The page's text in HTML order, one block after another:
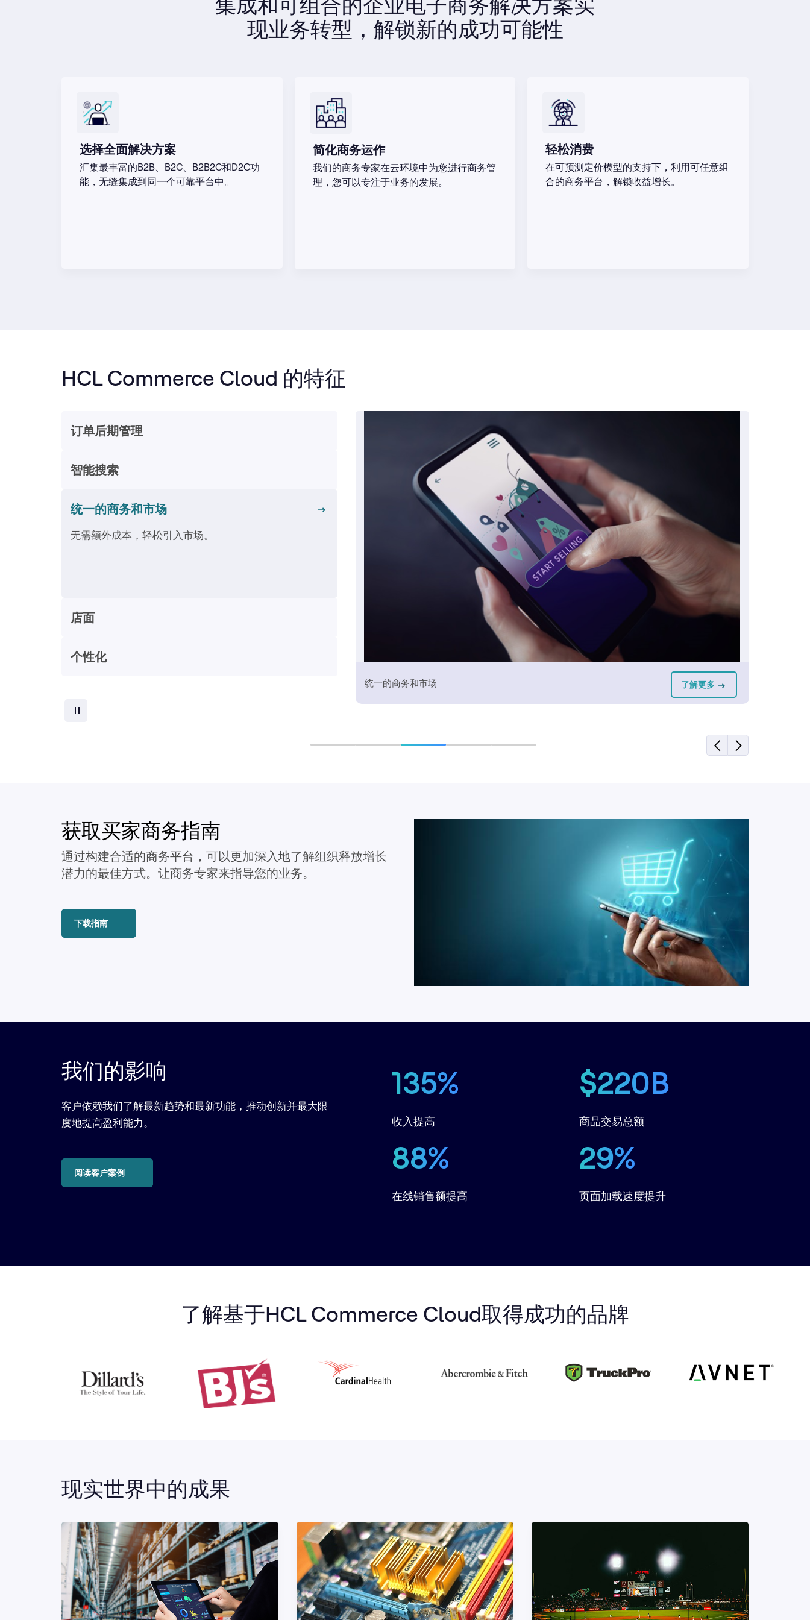
现业务转型，解锁新的成功可能性
选择全面解决方案​
汇集最丰富的B2B、B2C、B2B2C和D2C功
能，无缝集成到同一个可靠平台中。
简化商务运作​
我们的商务专家在云环境中为您进行商务管
理，您可以专注于业务的发展。​
轻松消费​
在可预测定价模型的支持下，利用可任意组
合的商务平台，解锁收益增长。​
HCL Commerce Cloud 的特征
订单后期管理
智能搜索
统一的商务和市场
无需额外成本，轻松引入市场。
店面
个性化
统一的商务和市场 了解更多
获取买家商务指南
通过构建合适的商务平台，可以更加深入地了解组织释放增长
潜力的最佳方式。让商务专家来指导您的业务。
下载指南
我们的影响
客户依赖我们了解最新趋势和最新功能，推动创新并最大限
度地提高盈利能力。​
阅读客户案例
135%
收入提高
$220B
商品交易总额
88%
在线销售额提高
29%
页面加载速度提升
了解基于HCL Commerce Cloud取得成功的品牌
现实世界中的成果